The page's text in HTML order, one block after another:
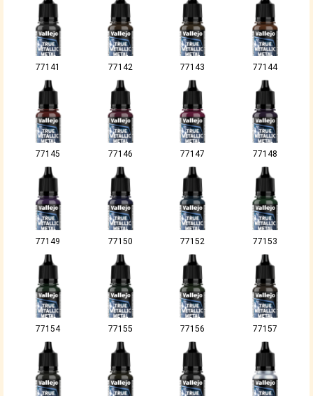
77141 77142 77143 77144
77145 77146 77147 77148
77149 77150 77152 77153
77154 77155 77156 77157